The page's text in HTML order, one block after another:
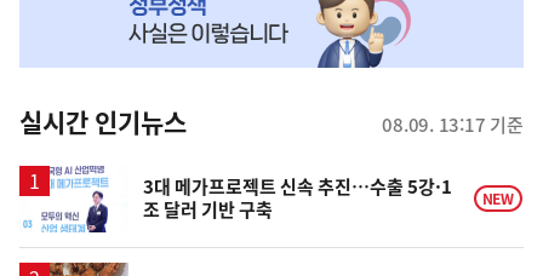
뉴
스
실시간 인기뉴스 08.09. 13:17 기준
3대 메가프로젝트 신속 추진…수출 5강·1
조 달러 기반 구축
NEW